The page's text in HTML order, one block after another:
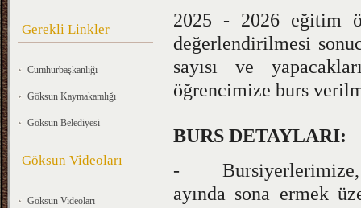
Gerekli Linkler
Cumhurbaşkanlığı
Göksun Kaymakamlığı
Göksun Belediyesi
Göksun Videoları
Göksun Videoları
2025 - 2026 eğitim
değerlendirilmesi
sayısı ve
öğrencimize burs
BURS DETAYLARI:
- Bursiyerlerimize,
ayında sona ermek